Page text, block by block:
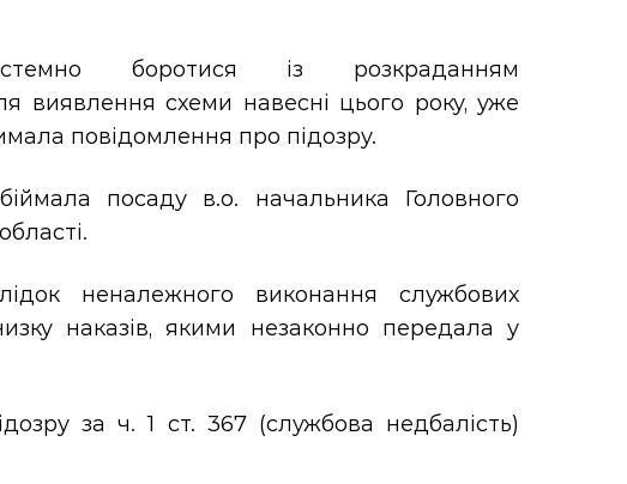
боротися із розкраданням
виявлення схеми навесні цього року, уже
повідомлення про підозру.
посаду в.о. начальника Головного
неналежного виконання службових
наказів, якими незаконно передала у
за ч. 1 ст. 367 (службова недбалість)